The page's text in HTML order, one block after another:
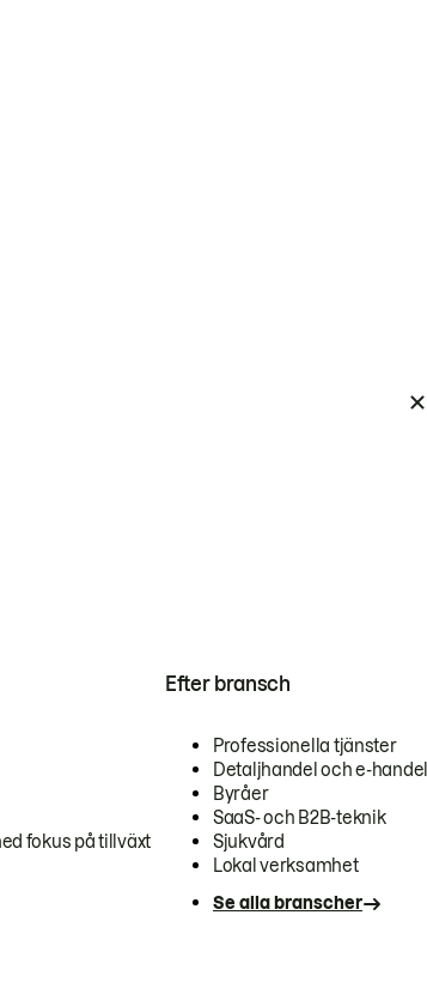
fokus på tillväxt
Efter bransch
Professionella tjänster
Detaljhandel och e-handel
Byråer
SaaS- och B2B-teknik
Sjukvård
Lokal verksamhet
Se alla branscher